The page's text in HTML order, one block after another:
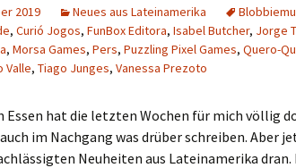
Verlagsliste Ecuador
Verlagsliste Guatemala
Verlagsliste Mexiko
Tricky Bid
Unmöglich!?/Débrouille-
toi!
Unveröffentlichte Spiele
2019 Neues aus Lateinamerika
, Curió Jogos, FunBox Editora, Isabel Butcher, Jorge
, Morsa Games, Pers, Puzzling Pixel Games, Quero-
Valle, Tiago Junges, Vanessa Prezoto
Essen hat die letzten Wochen für mich völlig
im Nachgang was drüber schreiben. Aber
Neuheiten aus Lateinamerika